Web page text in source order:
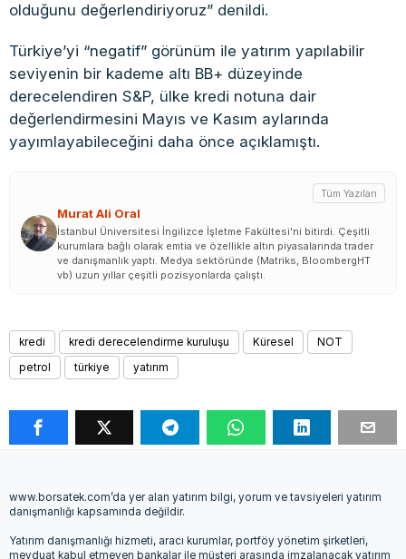
olduğunu değerlendiriyoruz” denildi.
Türkiye’yi “negatif” görünüm ile yatırım yapılabilir
seviyenin bir kademe altı BB+ düzeyinde
derecelendiren S&P, ülke kredi notuna dair
değerlendirmesini Mayıs ve Kasım aylarında
yayımlayabileceğini daha önce açıklamıştı.
Murat Ali Oral
Tüm Yazıları
İstanbul Üniversitesi İngilizce İşletme Fakültesi'ni bitirdi. Çeşitli
kurumlara bağlı olarak emtia ve özellikle altın piyasalarında trader
ve danışmanlık yaptı. Medya sektöründe (Matriks, BloombergHT
vb) uzun yıllar çeşitli pozisyonlarda çalıştı.
kredi kredi derecelendirme kuruluşu Küresel
NOT
petrol
türkiye yatırım
www.borsatek.com’da yer alan yatırım bilgi, yorum ve tavsiyeleri yatırım
danışmanlığı kapsamında değildir.
Yatırım danışmanlığı hizmeti, aracı kurumlar, portföy yönetim şirketleri,
mevduat kabul etmeyen bankalar ile müşteri arasında imzalanacak yatırım